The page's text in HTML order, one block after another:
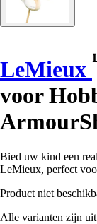
LeMieux
voor
Bied uw kind een
LeMieux, perfect
Product niet
Alle varianten zijn